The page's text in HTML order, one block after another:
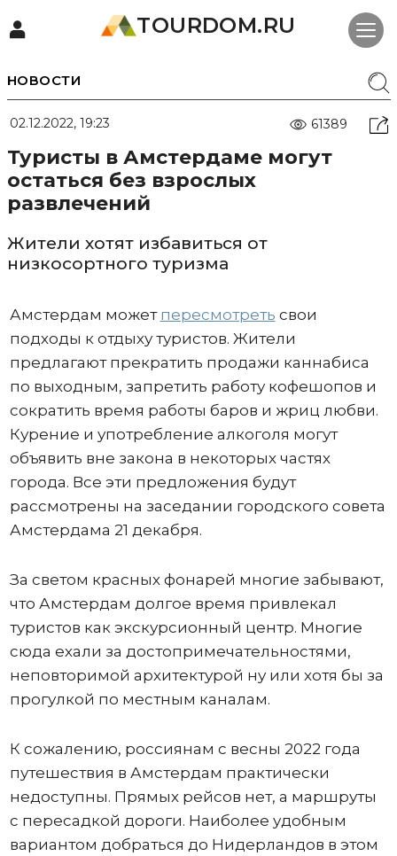
TOURDOM.RU
НОВОСТИ
02.12.2022, 19:23 61389
Туристы в Амстердаме могут
остаться без взрослых
развлечений
Жители хотят избавиться от
низкосортного туризма
Амстердам может пересмотреть свои
подходы к отдыху туристов. Жители
предлагают прекратить продажи каннабиса
по выходным, запретить работу кофешопов и
сократить время работы баров и жриц любви.
Курение и употребление алкоголя могут
объявить вне закона в некоторых частях
города. Все эти предложения будут
рассмотрены на заседании городского совета
Амстердама 21 декабря.
За светом красных фонарей многие забывают,
что Амстердам долгое время привлекал
туристов как экскурсионный центр. Многие
сюда ехали за достопримечательностями,
неповторимой архитектурой ну или хотя бы за
прогулкой по местным каналам.
К сожалению, россиянам с весны 2022 года
путешествия в Амстердам практически
недоступны. Прямых рейсов нет, а маршруты
с пересадкой дороги. Наиболее удобным
вариантом добраться до Нидерландов в этом